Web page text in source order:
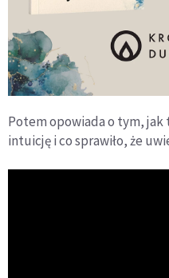
Potem opowiada o tym, jak
intuicję i co sprawiło, że